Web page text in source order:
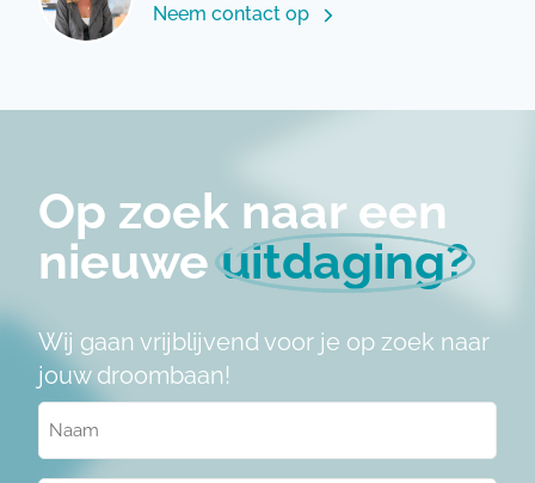
Neem contact op
Op zoek naar een
nieuweuitdaging?
Wij gaan vrijblijvend voor je op zoek naar
jouw droombaan!